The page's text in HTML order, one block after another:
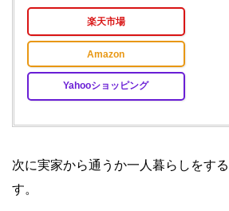
楽天市場
Amazon
Yahooショッピング
次に実家から通うか一人暮らしをす
す。